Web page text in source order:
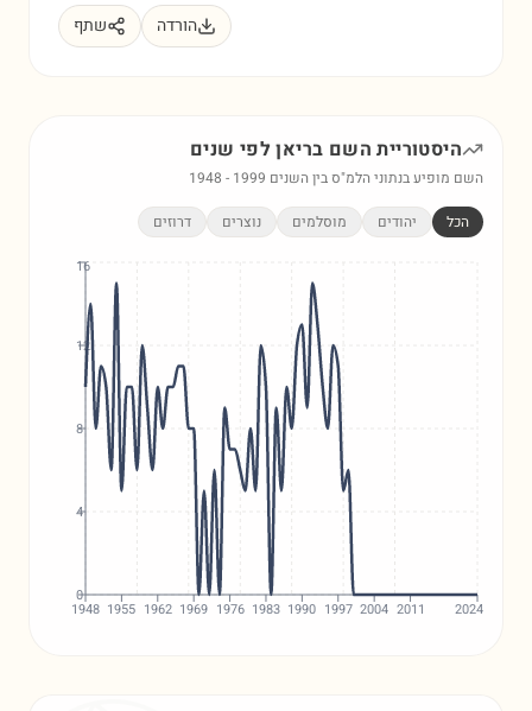
הורדה שתף
היסטוריית השם בריאןלפי שנים
השם מופיע בנתוני הלמ"ס בין השנים 1948 - 1999
הכל יהודים מוסלמים נוצרים דרוזים
1948 1955 1962 1969 1976 1983 1990 1997 2004 2011 2024
0
4
8
12
16